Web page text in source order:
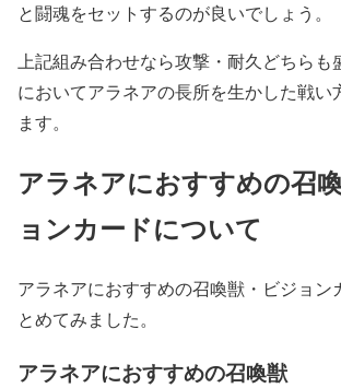
と闘魂をセットするのが良いでしょう。
上記組み合わせなら攻撃・耐久どちらも
においてアラネアの長所を生かした戦い
ます。
アラネアにおすすめの召
ョンカードについて
アラネアにおすすめの召喚獣・ビジョン
とめてみました。
アラネアにおすすめの召喚獣